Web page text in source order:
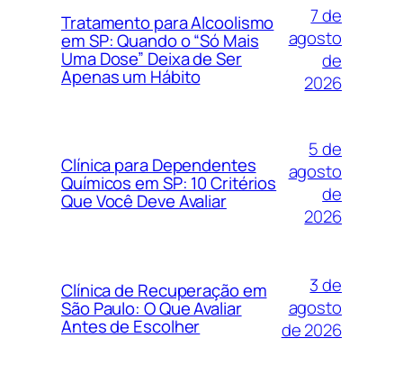
Tratamento para Alcoolismo
em SP: Quando o “Só Mais
Uma Dose” Deixa de Ser
Apenas um Hábito
7 de
agosto
de
2026
Clínica para Dependentes
Químicos em SP: 10 Critérios
Que Você Deve Avaliar
5 de
agosto
de
2026
Clínica de Recuperação em
São Paulo: O Que Avaliar
Antes de Escolher
3 de
agosto
de 2026